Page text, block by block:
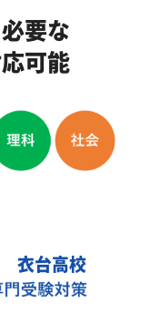
要な
可能
衣台高校